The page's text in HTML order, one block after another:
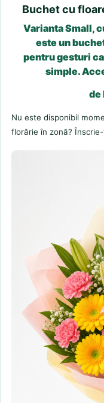
Buchet cu
Varianta Small,
este un
pentru gesturi
simple.
de
Nu este disponibil
florărie în zonă?